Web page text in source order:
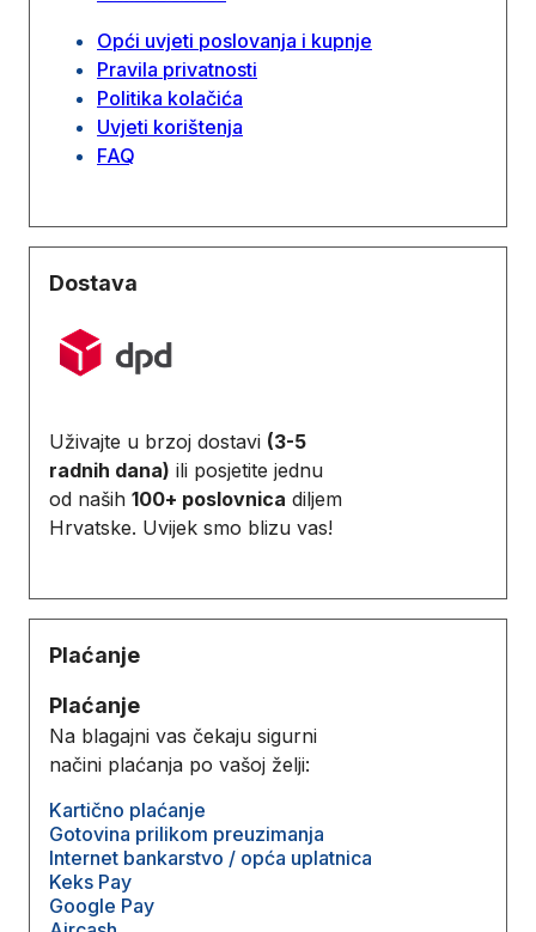
Opći uvjeti poslovanja i kupnje
Pravila privatnosti
Politika kolačića
Uvjeti korištenja
FAQ
Dostava
Uživajte u brzoj dostavi (3-5
radnih dana) ili posjetite jednu
od naših 100+ poslovnica diljem
Hrvatske. Uvijek smo blizu vas!
Plaćanje
Plaćanje
Na blagajni vas čekaju sigurni
načini plaćanja po vašoj želji:
Kartično plaćanje
Gotovina prilikom preuzimanja
Internet bankarstvo / opća uplatnica
Keks Pay
Google Pay